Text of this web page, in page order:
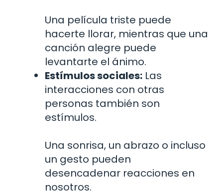
Una película triste puede
hacerte llorar, mientras que una
canción alegre puede
levantarte el ánimo.
Estímulos sociales: Las
interacciones con otras
personas también son
estímulos.
Una sonrisa, un abrazo o incluso
un gesto pueden
desencadenar reacciones en
nosotros.